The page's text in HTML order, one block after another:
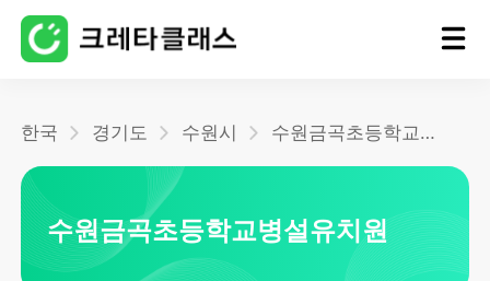
한국 경기도 수원시 수원금곡초등학교병설유치원
수원금곡초등학교병설유치원